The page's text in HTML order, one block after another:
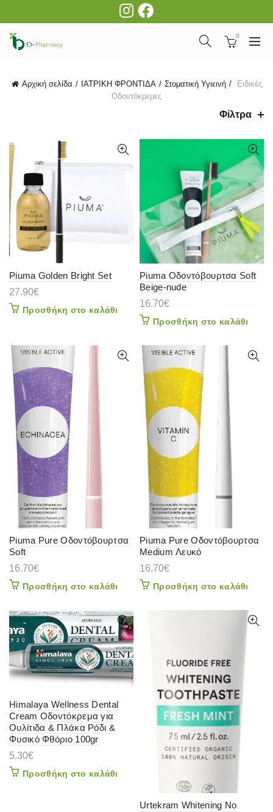
0
Αρχική σελίδα ΙΑΤΡΙΚΗ ΦΡΟΝΤΙΔΑ Στοματική Υγιεινή
Ειδικές
Οδοντόκρεμες
Φίλτρα
Piuma Golden Bright Set
27.90€
Προσθήκη στο καλάθι
Piuma Οδοντόβουρτσα Soft
Beige-nude
16.70€
Προσθήκη στο καλάθι
Piuma Pure Οδοντόβουρτσα
Soft
16.70€
Προσθήκη στο καλάθι
Piuma Pure Οδοντόβουρτσα
Medium Λευκό
16.70€
Προσθήκη στο καλάθι
Himalaya Wellness Dental
Cream Οδοντόκρεμα για
Ουλίτιδα & Πλάκα Ρόδι &
Φυσικό Φθόριο 100gr
5.30€
Προσθήκη στο καλάθι
Urtekram Whitening No